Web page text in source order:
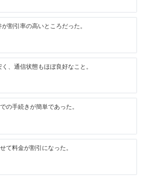
割引率の高いところだった。
、通信状態もほぼ良好なこと。
の手続きが簡単であった。
て料金が割引になった。